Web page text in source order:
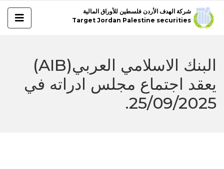
شركة الهدف الأردن فلسطين للأوراق المالية
Target Jordan Palestine securities
البنك الاسلامي العربي(AIB)
يعقد اجتماع مجلس ادراته في
25/09/2025.